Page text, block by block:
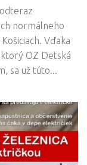
normálneho
Vďaka
OZ Detská
sa už túto...